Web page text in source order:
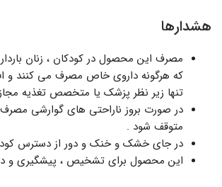
هشدارها
مصرف این محصول در کودکان ، زنان
که هرگونه داروی خاص مصرف می کنند و
تنها زیر نظر پزشک یا متخصص تغذیه
در صورت بروز ناراحتی های گوارشی
متوقف شود .
در جای خشک و خنک و دور از دسترس
این محصول برای تشخیص ، پیشگیری و